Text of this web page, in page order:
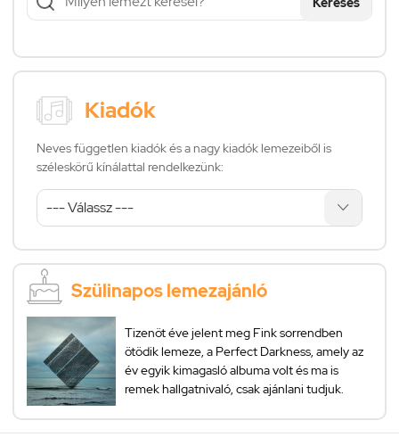
Kiadók
Neves független kiadók és a nagy kiadók lemezeiből is
széleskörű kínálattal rendelkezünk:
Szülinapos lemezajánló
Tizenöt éve jelent meg Fink sorrendben
ötödik lemeze, a Perfect Darkness, amely az
év egyik kimagasló albuma volt és ma is
remek hallgatnivaló, csak ajánlani tudjuk.